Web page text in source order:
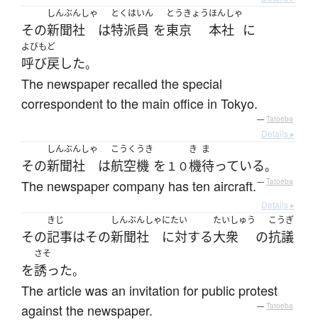
その
しんぶんしゃ
新聞社 は
とくはいん
特派員 を
とうきょう
東京
ほんしゃ
本社 に
よびもど
呼び戻した。
The newspaper recalled the special
correspondent to the main office in Tokyo.
— Tatoeba
Details ▸
その
しんぶんしゃ
新聞社 は
こうくうき
航空機 を １０
き
機
ま
待っている。
The newspaper company has ten aircraft.— Tatoeba
Details ▸
その
きじ
記事はその
しんぶんしゃ
新聞社
にたい
に対する
たいしゅう
大衆 の
こうぎ
抗議
を
さそ
誘った。
The article was an invitation for public protest
against the newspaper.
— Tatoeba